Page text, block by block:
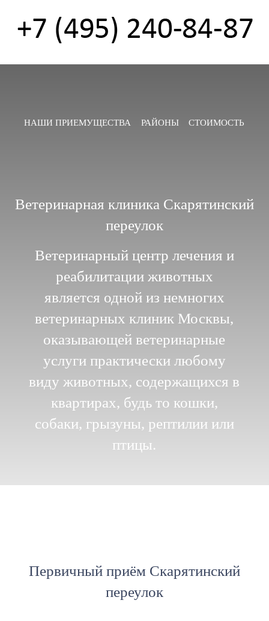
НАШИ ПРИЕМУЩЕСТВА РАЙОНЫ СТОИМОСТЬ
Ветеринарная клиника Скарятинский
переулок
Ветеринарный центр лечения и
реабилитации животных
является одной из немногих
ветеринарных клиник Москвы,
оказывающей ветеринарные
услуги практически любому
виду животных, содержащихся в
квартирах, будь то кошки,
собаки, грызуны, рептилии или
птицы.
Первичный приём Скарятинский
переулок